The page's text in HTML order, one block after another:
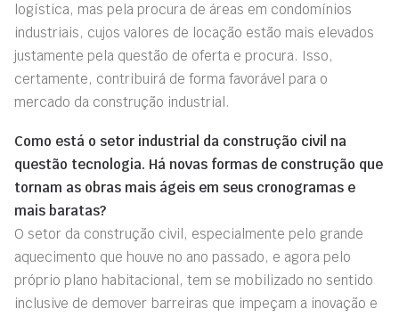
logística, mas pela procura de áreas em condomínios
industriais, cujos valores de locação estão mais elevados
justamente pela questão de oferta e procura. Isso,
certamente, contribuirá de forma favorável para o
mercado da construção industrial.
Como está o setor industrial da construção civil na
questão tecnologia. Há novas formas de construção que
tornam as obras mais ágeis em seus cronogramas e
mais baratas?
O setor da construção civil, especialmente pelo grande
aquecimento que houve no ano passado, e agora pelo
próprio plano habitacional, tem se mobilizado no sentido
inclusive de demover barreiras que impeçam a inovação e